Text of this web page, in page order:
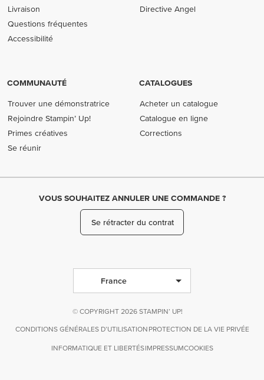
Livraison
Questions fréquentes
Accessibilité
Directive Angel
COMMUNAUTÉ
Trouver une démonstratrice
Rejoindre Stampin’ Up!
Primes créatives
Se réunir
CATALOGUES
Acheter un catalogue
Catalogue en ligne
Corrections
VOUS SOUHAITEZ ANNULER UNE COMMANDE ?
Se rétracter du contrat
France
© COPYRIGHT 2026 STAMPIN’ UP!
CONDITIONS GÉNÉRALES D’UTILISATION PROTECTION DE LA VIE PRIVÉE
INFORMATIQUE ET LIBERTÉSIMPRESSUMCOOKIES